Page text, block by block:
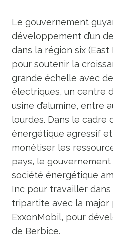
Le gouvernement
développement d’un
dans la région six
pour soutenir la
grande échelle avec
électriques, un centre
usine d’alumine, entre
lourdes. Dans le cadre
énergétique agressif
monétiser les
pays, le gouvernement
société énergétique
Inc pour travailler dans
tripartite avec la major
ExxonMobil, pour
de Berbice.